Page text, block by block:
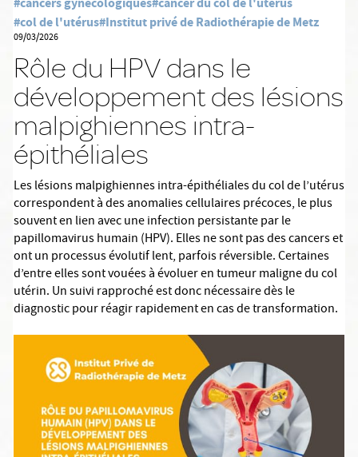
#col de l'utérus#Institut privé de Radiothérapie de Metz
09/03/2026
Rôle du HPV dans le
développement des lésions
malpighiennes intra-
épithéliales
Les lésions malpighiennes intra-épithéliales du col de l’utérus
correspondent à des anomalies cellulaires précoces, le plus
souvent en lien avec une infection persistante par le
papillomavirus humain (HPV). Elles ne sont pas des cancers et
ont un processus évolutif lent, parfois réversible. Certaines
d’entre elles sont vouées à évoluer en tumeur maligne du col
utérin. Un suivi rapproché est donc nécessaire dès le
diagnostic pour réagir rapidement en cas de transformation.